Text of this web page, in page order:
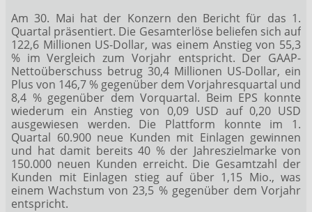
Am 30. Mai hat der Konzern den Bericht für das 1.
Quartal präsentiert. Die Gesamterlöse beliefen sich auf
122,6 Millionen US-Dollar, was einem Anstieg von 55,3
% im Vergleich zum Vorjahr entspricht. Der GAAP-
Nettoüberschuss betrug 30,4 Millionen US-Dollar, ein
Plus von 146,7 % gegenüber dem Vorjahresquartal und
8,4 % gegenüber dem Vorquartal. Beim EPS konnte
wiederum ein Anstieg von 0,09 USD auf 0,20 USD
ausgewiesen werden. Die Plattform konnte im 1.
Quartal 60.900 neue Kunden mit Einlagen gewinnen
und hat damit bereits 40 % der Jahreszielmarke von
150.000 neuen Kunden erreicht. Die Gesamtzahl der
Kunden mit Einlagen stieg auf über 1,15 Mio., was
einem Wachstum von 23,5 % gegenüber dem Vorjahr
entspricht.